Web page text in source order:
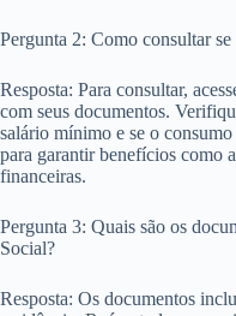
Pergunta 2: Como consultar
Resposta: Para consultar,
com seus documentos.
salário mínimo e se o
para garantir benefícios como
financeiras.
Pergunta 3: Quais são os
Social?
Resposta: Os documentos